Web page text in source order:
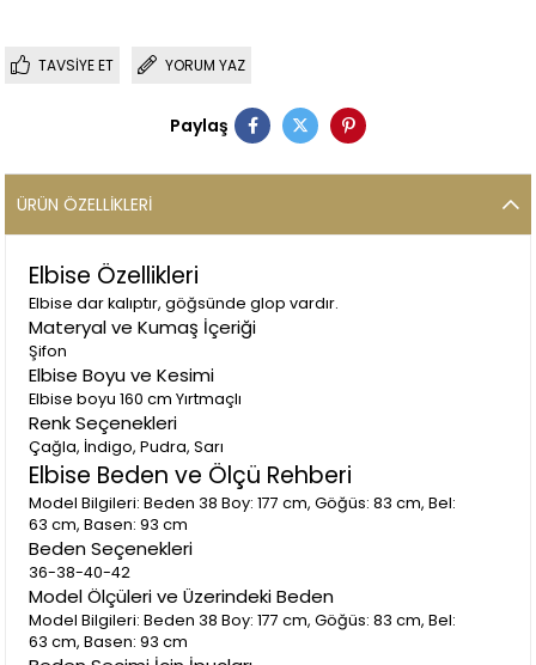
TAVSIYE ET YORUM YAZ
Paylaş
ÜRÜN ÖZELLIKLERI
Elbise Özellikleri
Elbise dar kalıptır, göğsünde glop vardır.
Materyal ve Kumaş İçeriği
Şifon
Elbise Boyu ve Kesimi
Elbise boyu 160 cm Yırtmaçlı
Renk Seçenekleri
Çağla, İndigo, Pudra, Sarı
Elbise Beden ve Ölçü Rehberi
Model Bilgileri: Beden 38 Boy: 177 cm, Göğüs: 83 cm, Bel:
63 cm, Basen: 93 cm
Beden Seçenekleri
36-38-40-42
Model Ölçüleri ve Üzerindeki Beden
Model Bilgileri: Beden 38 Boy: 177 cm, Göğüs: 83 cm, Bel:
63 cm, Basen: 93 cm